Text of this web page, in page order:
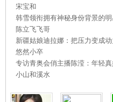
宋宝和
韩雪领衔拥有神秘身份背景的明
陈立飞飞哥
新疆姑娘迪拉娜：把压力变成动
悠然小卒
专访青奥会俏主播陈滢：年轻
小山和溪水